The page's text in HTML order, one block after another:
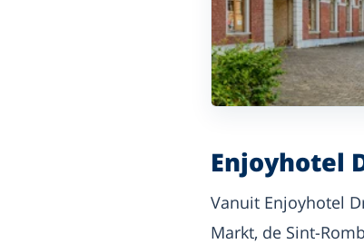
Enjoyhotel
Vanuit Enjoyhotel
Markt, de Sint-